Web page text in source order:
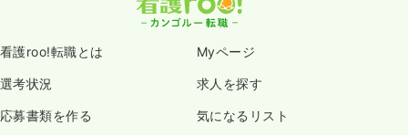
看護roo!転職とは Myページ
選考状況 求人を探す
応募書類を作る 気になるリスト